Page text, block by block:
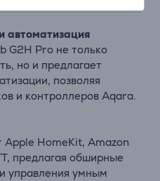
автоматизация
G2H Pro не только
но и предлагает
позволяя
и контроллеров Aqara.
Apple HomeKit, Amazon
предлагая обширные
управления умным